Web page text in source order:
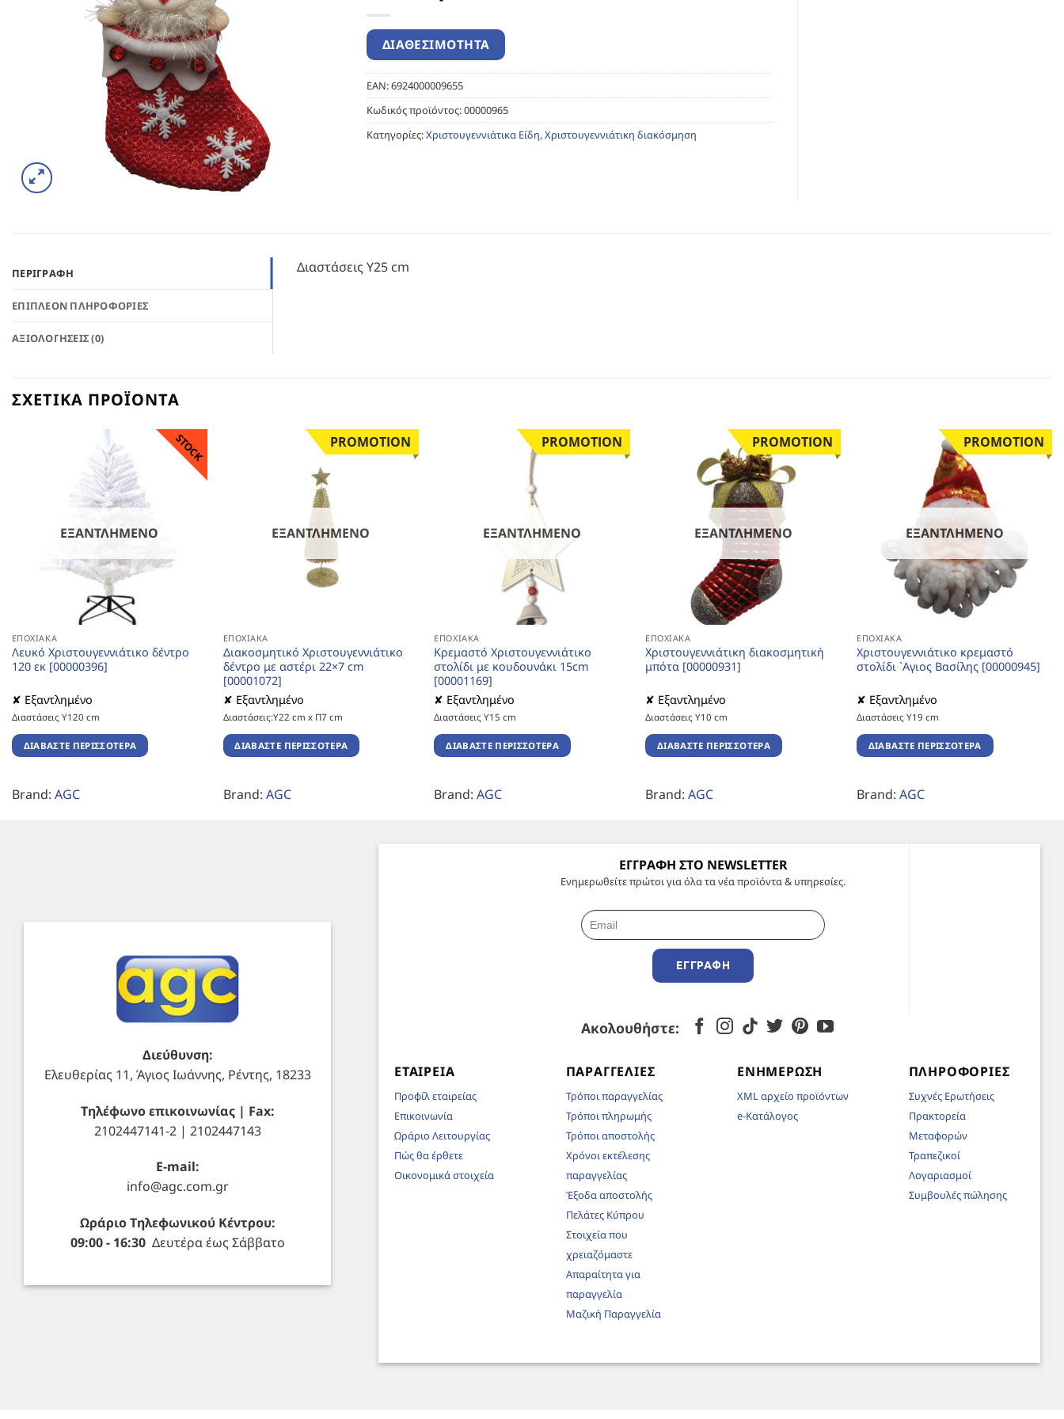
EAN:6924000009655
Κωδικός προϊόντος:00000965
Κατηγορίες:Χριστουγεννιάτικα Είδη,Χριστουγεννιάτικη διακόσμηση
ΠΕΡΙΓΡΑΦΉ
ΕΠΙΠΛΈΟΝ ΠΛΗΡΟΦΟΡΊΕΣ
ΑΞΙΟΛΟΓΉΣΕΙΣ (0)
Διαστάσεις Υ25 cm
ΣΧΕΤΙΚΆ ΠΡΟΪΌΝΤΑ
STOCK
ΕΞΑΝΤΛΗΜΈΝΟ
ΕΠΟΧΙΑΚΆ
Λευκό Χριστουγεννιάτικο δέντρο
120 εκ [00000396]
✘ Εξαντλημένο
Διαστάσεις Υ120 cm
ΔΙΑΒΆΣΤΕ ΠΕΡΙΣΣΌΤΕΡΑ
Brand: AGC
PROMOTION
ΕΞΑΝΤΛΗΜΈΝΟ
ΕΠΟΧΙΑΚΆ
Διακοσμητικό Χριστουγεννιάτικο
δέντρο με αστέρι 22×7 cm
[00001072]
✘ Εξαντλημένο
Διαστάσεις:Υ22 cm x Π7 cm
ΔΙΑΒΆΣΤΕ ΠΕΡΙΣΣΌΤΕΡΑ
Brand: AGC
PROMOTION
ΕΞΑΝΤΛΗΜΈΝΟ
ΕΠΟΧΙΑΚΆ
Κρεμαστό Χριστουγεννιάτικο
στολίδι με κουδουνάκι 15cm
[00001169]
✘ Εξαντλημένο
Διαστάσεις Υ15 cm
ΔΙΑΒΆΣΤΕ ΠΕΡΙΣΣΌΤΕΡΑ
Brand:AGC
PROMOTION
ΕΞΑΝΤΛΗΜΈΝΟ
ΕΠΟΧΙΑΚΆ
Χριστουγεννιάτικη διακοσμητική
μπότα [00000931]
✘ Εξαντλημένο
Διαστάσεις Υ10 cm
ΔΙΑΒΆΣΤΕ ΠΕΡΙΣΣΌΤΕΡΑ
Brand:AGC
PROMOTION
ΕΞΑΝΤΛΗΜΈΝΟ
ΕΠΟΧΙΑΚΆ
Χριστουγεννιάτικο κρεμαστό
στολίδι `Αγιος Βασίλης [00000945]
✘ Εξαντλημένο
Διαστάσεις Υ19 cm
ΔΙΑΒΆΣΤΕ ΠΕΡΙΣΣΌΤΕΡΑ
Brand: AGC
Διεύθυνση:
Ελευθερίας 11, Άγιος Ιωάννης, Ρέντης, 18233
Τηλέφωνο επικοινωνίας | Fax:
2102447141-2 | 2102447143
E-mail:
info@agc.com.gr
Ωράριο Τηλεφωνικού Κέντρου:
09:00 - 16:30Δευτέρα έως Σάββατο
ΕΓΓΡΑΦΗ ΣΤΟ NEWSLETTER
Ενημερωθείτε πρώτοι για όλα τα νέα προϊόντα & υπηρεσίες.
ΕΓΓΡΑΦΉ
Ακολουθήστε:
ΕΤΑΙΡΕΊΑ
Προφίλ εταιρείας
Επικοινωνία
Ωράριο Λειτουργίας
Πώς θα έρθετε
Οικονομικά στοιχεία
ΠΑΡΑΓΓΕΛΊΕΣ
Τρόποι παραγγελίας
Τρόποι πληρωμής
Τρόποι αποστολής
Χρόνοι εκτέλεσης
παραγγελίας
Έξοδα αποστολής
Πελάτες Κύπρου
Στοιχεία που
χρειαζόμαστε
Απαραίτητα για
παραγγελία
Μαζική Παραγγελία
ΕΝΗΜΈΡΩΣΗ
XML αρχείο προϊόντων
e-Κατάλογος
ΠΛΗΡΟΦΟΡΊΕΣ
Συχνές Ερωτήσεις
Πρακτορεία
Μεταφορών
Τραπεζικοί
Λογαριασμοί
Συμβουλές πώλησης